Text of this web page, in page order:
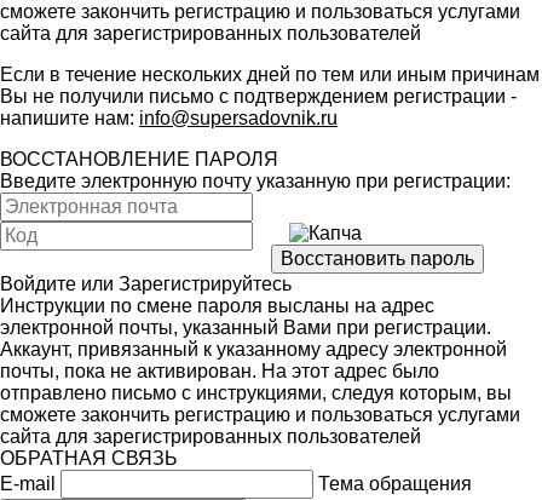
сможете закончить регистрацию и пользоваться услугами
сайта для зарегистрированных пользователей
Если в течение нескольких дней по тем или иным причинам
Вы не получили письмо с подтверждением регистрации -
напишите нам: info@supersadovnik.ru
ВОССТАНОВЛЕНИЕ ПАРОЛЯ
Введите электронную почту указанную при регистрации:
Войдите или Зарегистрируйтесь
Инструкции по смене пароля высланы на адрес
электронной почты, указанный Вами при регистрации.
Аккаунт, привязанный к указанному адресу электронной
почты, пока не активирован. На этот адрес было
отправлено письмо с инструкциями, следуя которым, вы
сможете закончить регистрацию и пользоваться услугами
сайта для зарегистрированных пользователей
ОБРАТНАЯ СВЯЗЬ
E-mail
Тема обращения